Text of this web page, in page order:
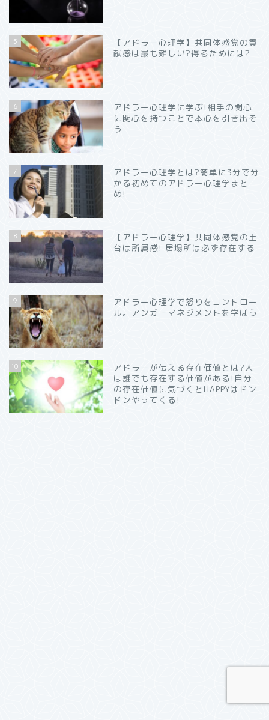
5
【アドラー心理学】共同体感覚の貢
献感は最も難しい?得るためには?
6
アドラー心理学に学ぶ!相手の関心
に関心を持つことで本心を引き出そ
う
7
アドラー心理学とは?簡単に3分で分
かる初めてのアドラー心理学まと
め!
8
【アドラー心理学】共同体感覚の土
台は所属感! 居場所は必ず存在する
9
アドラー心理学で怒りをコントロー
ル。アンガーマネジメントを学ぼう
10
アドラーが伝える存在価値とは?人
は誰でも存在する価値がある!自分
の存在価値に気づくとHAPPYはドン
ドンやってくる!